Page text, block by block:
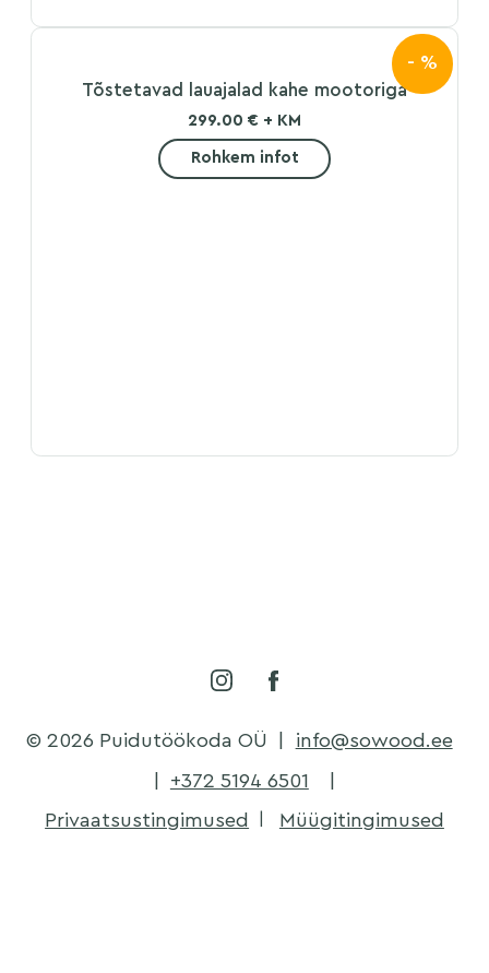
- %
Tõstetavad lauajalad kahe mootoriga
299.00 € + KM
Rohkem infot
© 2026 Puidutöökoda OÜ
info@sowood.ee
+372 5194 6501
Privaatsustingimused
Müügitingimused